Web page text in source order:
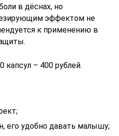
в дёснах, но
эффектом не
к применению в
капсул – 400 рублей.
его удобно давать малышу;